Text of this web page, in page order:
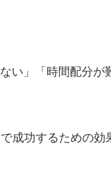
い」「時間配分が
成功するための